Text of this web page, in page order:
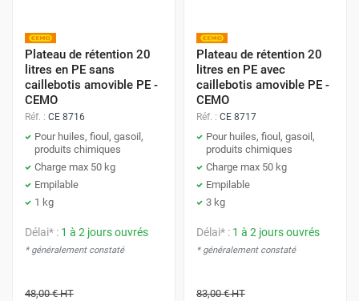
Plateau de rétention 20
litres en PE sans
caillebotis amovible PE -
CEMO
Réf. : CE 8716
Pour huiles, fioul, gasoil,
produits chimiques
Charge max 50 kg
Empilable
1 kg
Délai* : 1 à 2 jours ouvrés
* généralement constaté
48,00 €HT
Plateau de rétention 20
litres en PE avec
caillebotis amovible PE -
CEMO
Réf. : CE 8717
Pour huiles, fioul, gasoil,
produits chimiques
Charge max 50 kg
Empilable
3 kg
Délai* : 1 à 2 jours ouvrés
* généralement constaté
83,00 €HT